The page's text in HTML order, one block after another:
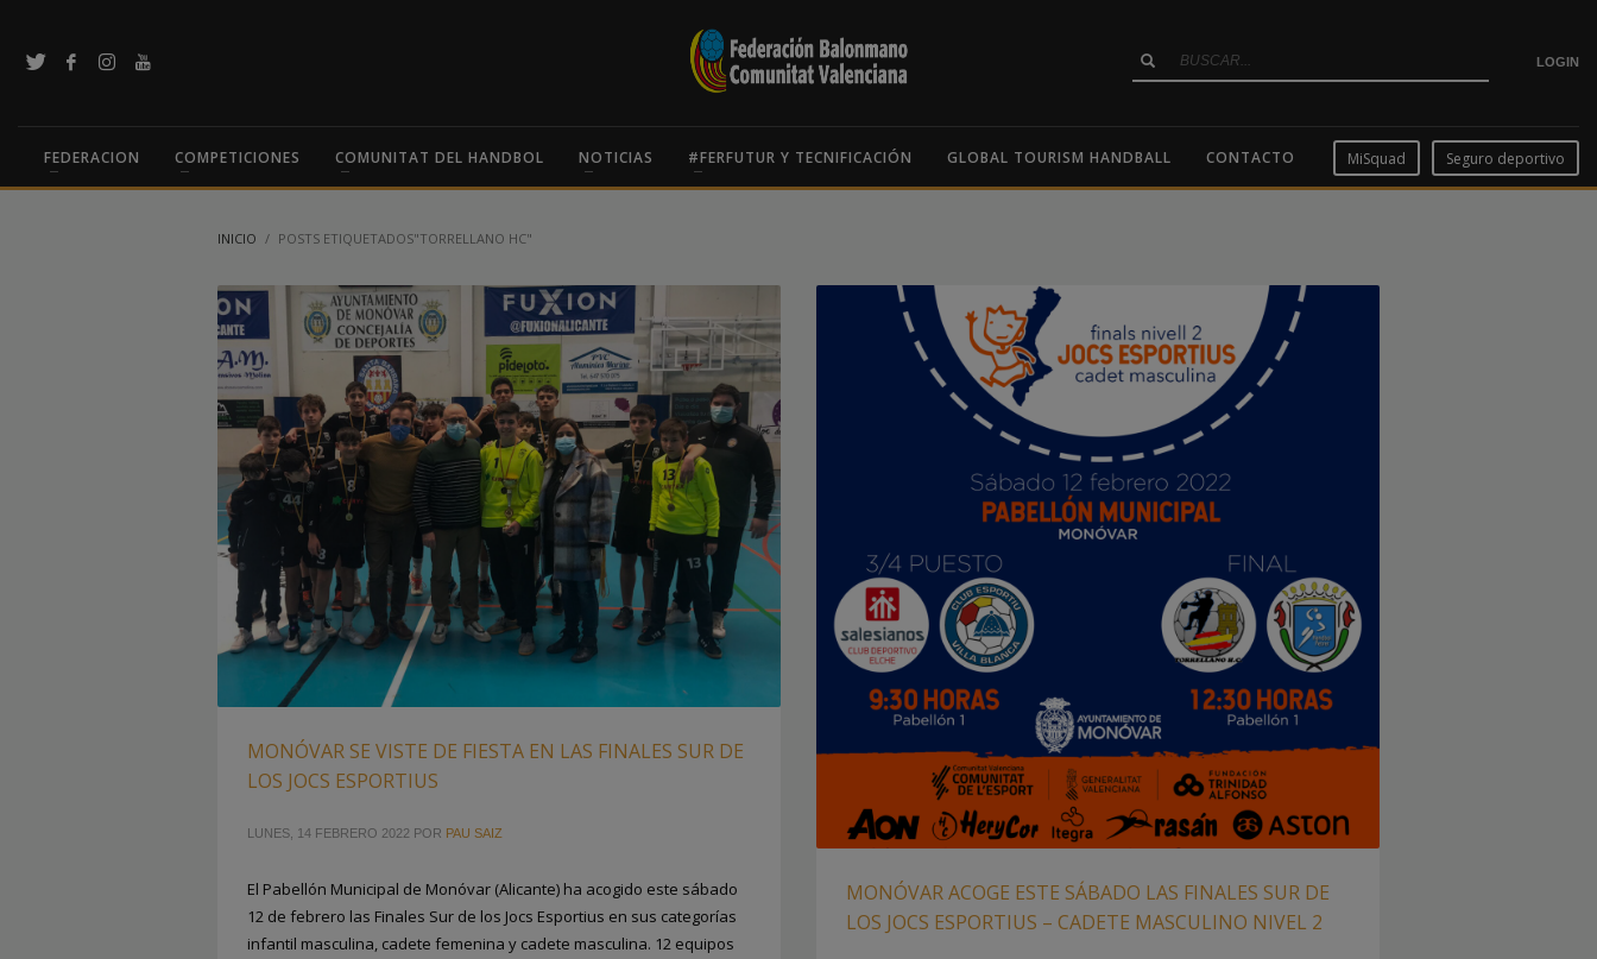
LOGIN
FEDERACION COMPETICIONES COMUNITAT DEL HANDBOL NOTICIAS #FERFUTUR Y TECNIFICACIÓN GLOBAL TOURISM HANDBALL CONTACTO MiSquad Seguro deportivo
INICIO POSTS ETIQUETADOS"TORRELLANO HC"
MONÓVAR SE VISTE DE FIESTA EN LAS FINALES SUR DE
LOS JOCS ESPORTIUS
LUNES, 14 FEBRERO 2022 POR PAU SAIZ
El Pabellón Municipal de Monóvar (Alicante) ha acogido este sábado
12 de febrero las Finales Sur de los Jocs Esportius en sus categorías
infantil masculina, cadete femenina y cadete masculina. 12 equipos
MONÓVAR ACOGE ESTE SÁBADO LAS FINALES SUR DE
LOS JOCS ESPORTIUS – CADETE MASCULINO NIVEL 2